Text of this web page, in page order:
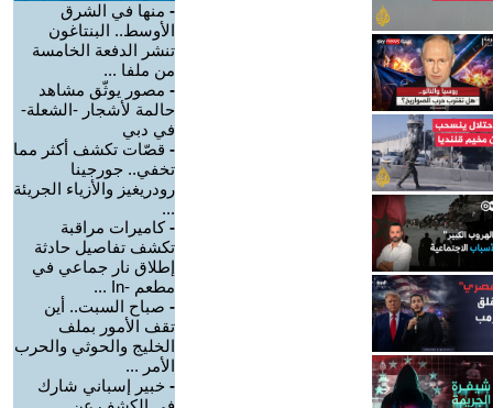
- منها في الشرق
الأوسط.. البنتاغون
تنشر الدفعة الخامسة
من ملفا ...
- مصور يوثّق مشاهد
حالمة لأشجار -الشعلة-
في دبي
- قصّات تكشف أكثر مما
تخفي.. جورجينا
رودريغيز والأزياء الجريئة
...
-كاميرات مراقبة
تكشف تفاصيل حادثة
إطلاق نار جماعي في
مطعم -In ...
- صباح السبت.. أين
تقف الأمور بملف
الخليج والحوثي والحرب
الأمر ...
- خبير إسباني شارك